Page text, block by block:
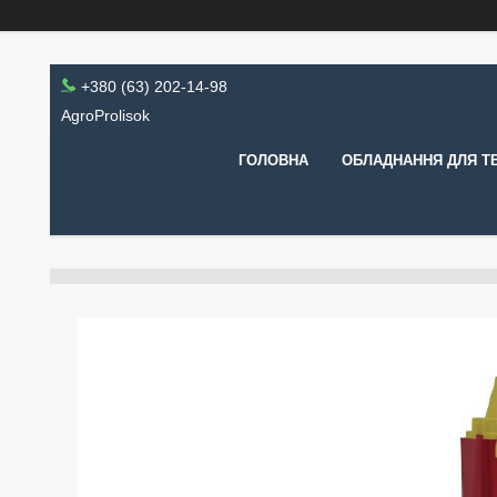
+380 (63) 202-14-98
AgroProlisok
ГОЛОВНА ОБЛАДНАННЯ ДЛЯ